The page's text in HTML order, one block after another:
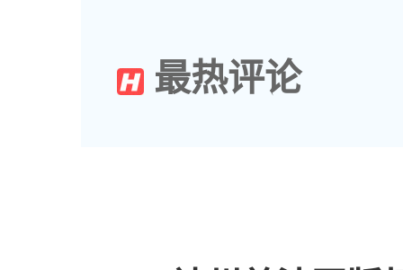
最热评论